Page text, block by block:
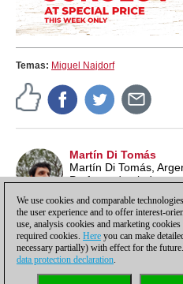
Temas: Miguel Najdorf
Martín Di Tomás
Martín Di Tomás,
Profesor de ajedrez
We use cookies and comparable
the user experience and to offer interest-
use, analysis cookies and marketing
required cookies. Here you can make
necessary partially) with effect for the
data protection declaration.